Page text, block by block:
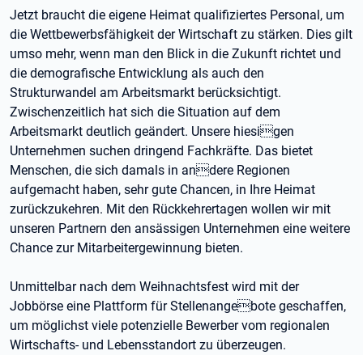
Jetzt braucht die eigene Heimat qualifiziertes Personal, um
die Wettbewerbsfähigkeit der Wirtschaft zu stärken. Dies gilt
umso mehr, wenn man den Blick in die Zukunft richtet und
die demografische Entwicklung als auch den
Strukturwandel am Arbeitsmarkt berücksichtigt.
Zwischenzeitlich hat sich die Situation auf dem
Arbeitsmarkt deutlich geändert. Unsere hiesigen
Unternehmen suchen dringend Fachkräfte. Das bietet
Menschen, die sich damals in andere Regionen
aufgemacht haben, sehr gute Chancen, in Ihre Heimat
zurückzukehren. Mit den Rückkehrertagen wollen wir mit
unseren Partnern den ansässigen Unternehmen eine weitere
Chance zur Mitarbeitergewinnung bieten.
Unmittelbar nach dem Weihnachtsfest wird mit der
Jobbörse eine Plattform für Stellenangebote geschaffen,
um möglichst viele potenzielle Bewerber vom regionalen
Wirtschafts- und Lebensstandort zu überzeugen.